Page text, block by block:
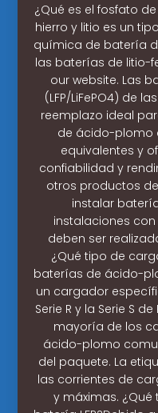
¿Qué es el fosfato
hierro y litio es un
química de batería
las baterías de litio-
our website. Las
(LFP/LiFePO4) de
reemplazo ideal
de ácido-plomo
equivalentes y
confiabilidad y
otros productos
instalar
instalaciones
deben ser
¿Qué tipo de
baterías de ácido-
un cargador
Serie R y la Serie S
mayoría de los
ácido-plomo
del paquete. La
las corrientes de
y máximas.